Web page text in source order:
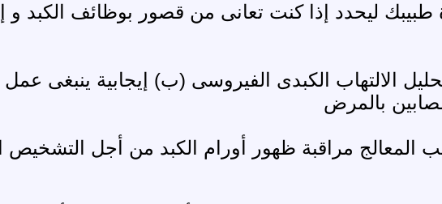
طبيبك ليحدد إذا كنت تعانى من قصور بوظائف الكبد
تحليل الالتهاب الكبدى الفيروسى (ب) إيجابية ينبغى عمل
بالمرض
المعالج مراقبة ظهور أورام الكبد من أجل